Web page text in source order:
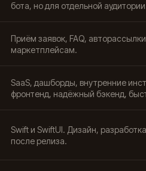
бота, но для отдельной
Приём заявок, FAQ,
маркетплейсам.
SaaS, дашборды, внутренние
фронтенд, надёжный бэкенд,
Swift и SwiftUI. Дизайн,
после релиза.